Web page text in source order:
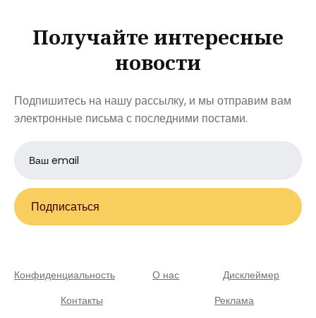
Получайте интересные
новости
Подпишитесь на нашу рассылку, и мы отправим вам
электронные письма с последними постами.
Email
address
Подписаться
Конфиденциальность О нас
Дисклеймер
Контакты
Реклама